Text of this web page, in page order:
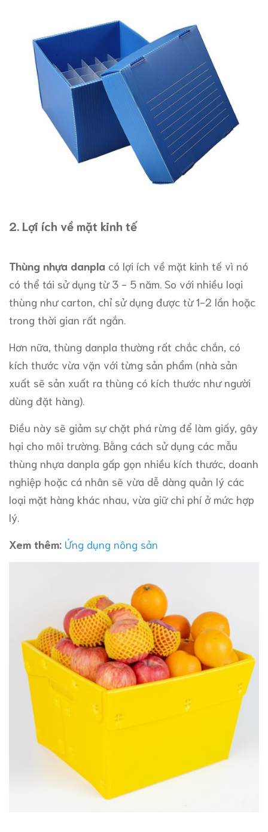
2. Lợi ích về mặt kinh tế
Thùng nhựa danpla có lợi ích về mặt kinh tế vì nó
có thể tái sử dụng từ 3 - 5 năm. So với nhiều loại
thùng như carton, chỉ sử dụng được từ 1-2 lần hoặc
trong thời gian rất ngắn.
Hơn nữa, thùng danpla thường rất chắc chắn, có
kích thước vừa vặn với từng sản phẩm (nhà sản
xuất sẽ sản xuất ra thùng có kích thước như người
dùng đặt hàng).
Điều này sẽ giảm sự chặt phá rừng để làm giấy, gây
hại cho môi trường. Bằng cách sử dụng các mẫu
thùng nhựa danpla gấp gọn nhiều kích thước, doanh
nghiệp hoặc cá nhân sẽ vừa dễ dàng quản lý các
loại mặt hàng khác nhau, vừa giữ chi phí ở mức hợp
lý.
Xem thêm: Ứng dụng nông sản